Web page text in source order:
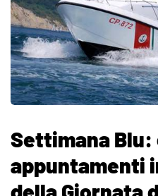
Settimana Blu:
appuntamenti
della Giornata